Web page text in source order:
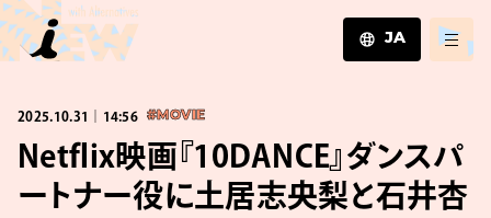
JA
ZH
2025.10.31｜14:56 #MOVIE
Netflix映画『10DANCE』ダンスパ
ートナー役に土居志央梨と石井杏